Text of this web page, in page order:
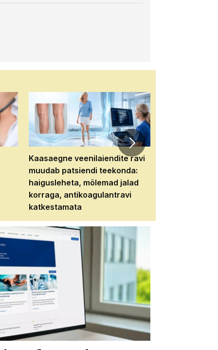
Kaasaegne veenilaiendite ravi
muudab patsiendi teekonda:
haigusleheta, mõlemad jalad
korraga, antikoagulantravi
katkestamata